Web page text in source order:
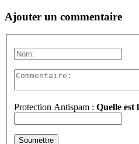
Ajouter un commentaire
Protection Antispam : Quelle est